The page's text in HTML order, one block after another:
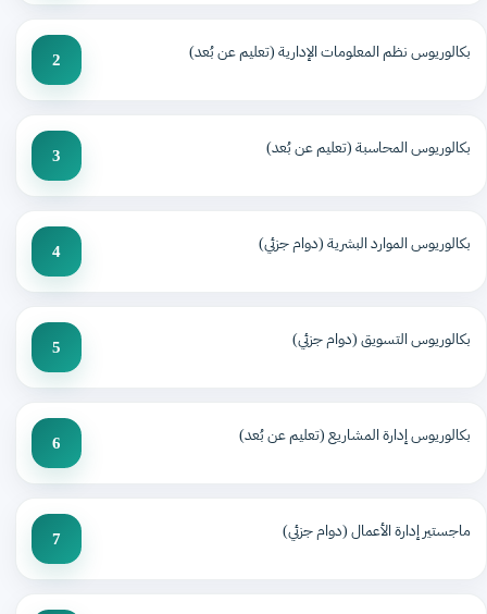
بكالوريوس نظم المعلومات الإدارية (تعليم عن بُعد) 2
بكالوريوس المحاسبة (تعليم عن بُعد) 3
بكالوريوس الموارد البشرية (دوام جزئي) 4
بكالوريوس التسويق (دوام جزئي) 5
بكالوريوس إدارة المشاريع (تعليم عن بُعد) 6
ماجستير إدارة الأعمال (دوام جزئي) 7